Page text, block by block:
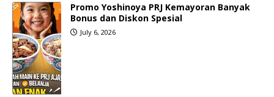
Promo Yoshinoya PRJ Kemayoran Banyak
Bonus dan Diskon Spesial
July 6, 2026